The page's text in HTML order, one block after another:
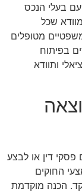
עם בעלי הנכס
שכל
מטופלים
בפיתוח
ותוודא
דין או לבצע
החוקים
הכנה מוקדמת